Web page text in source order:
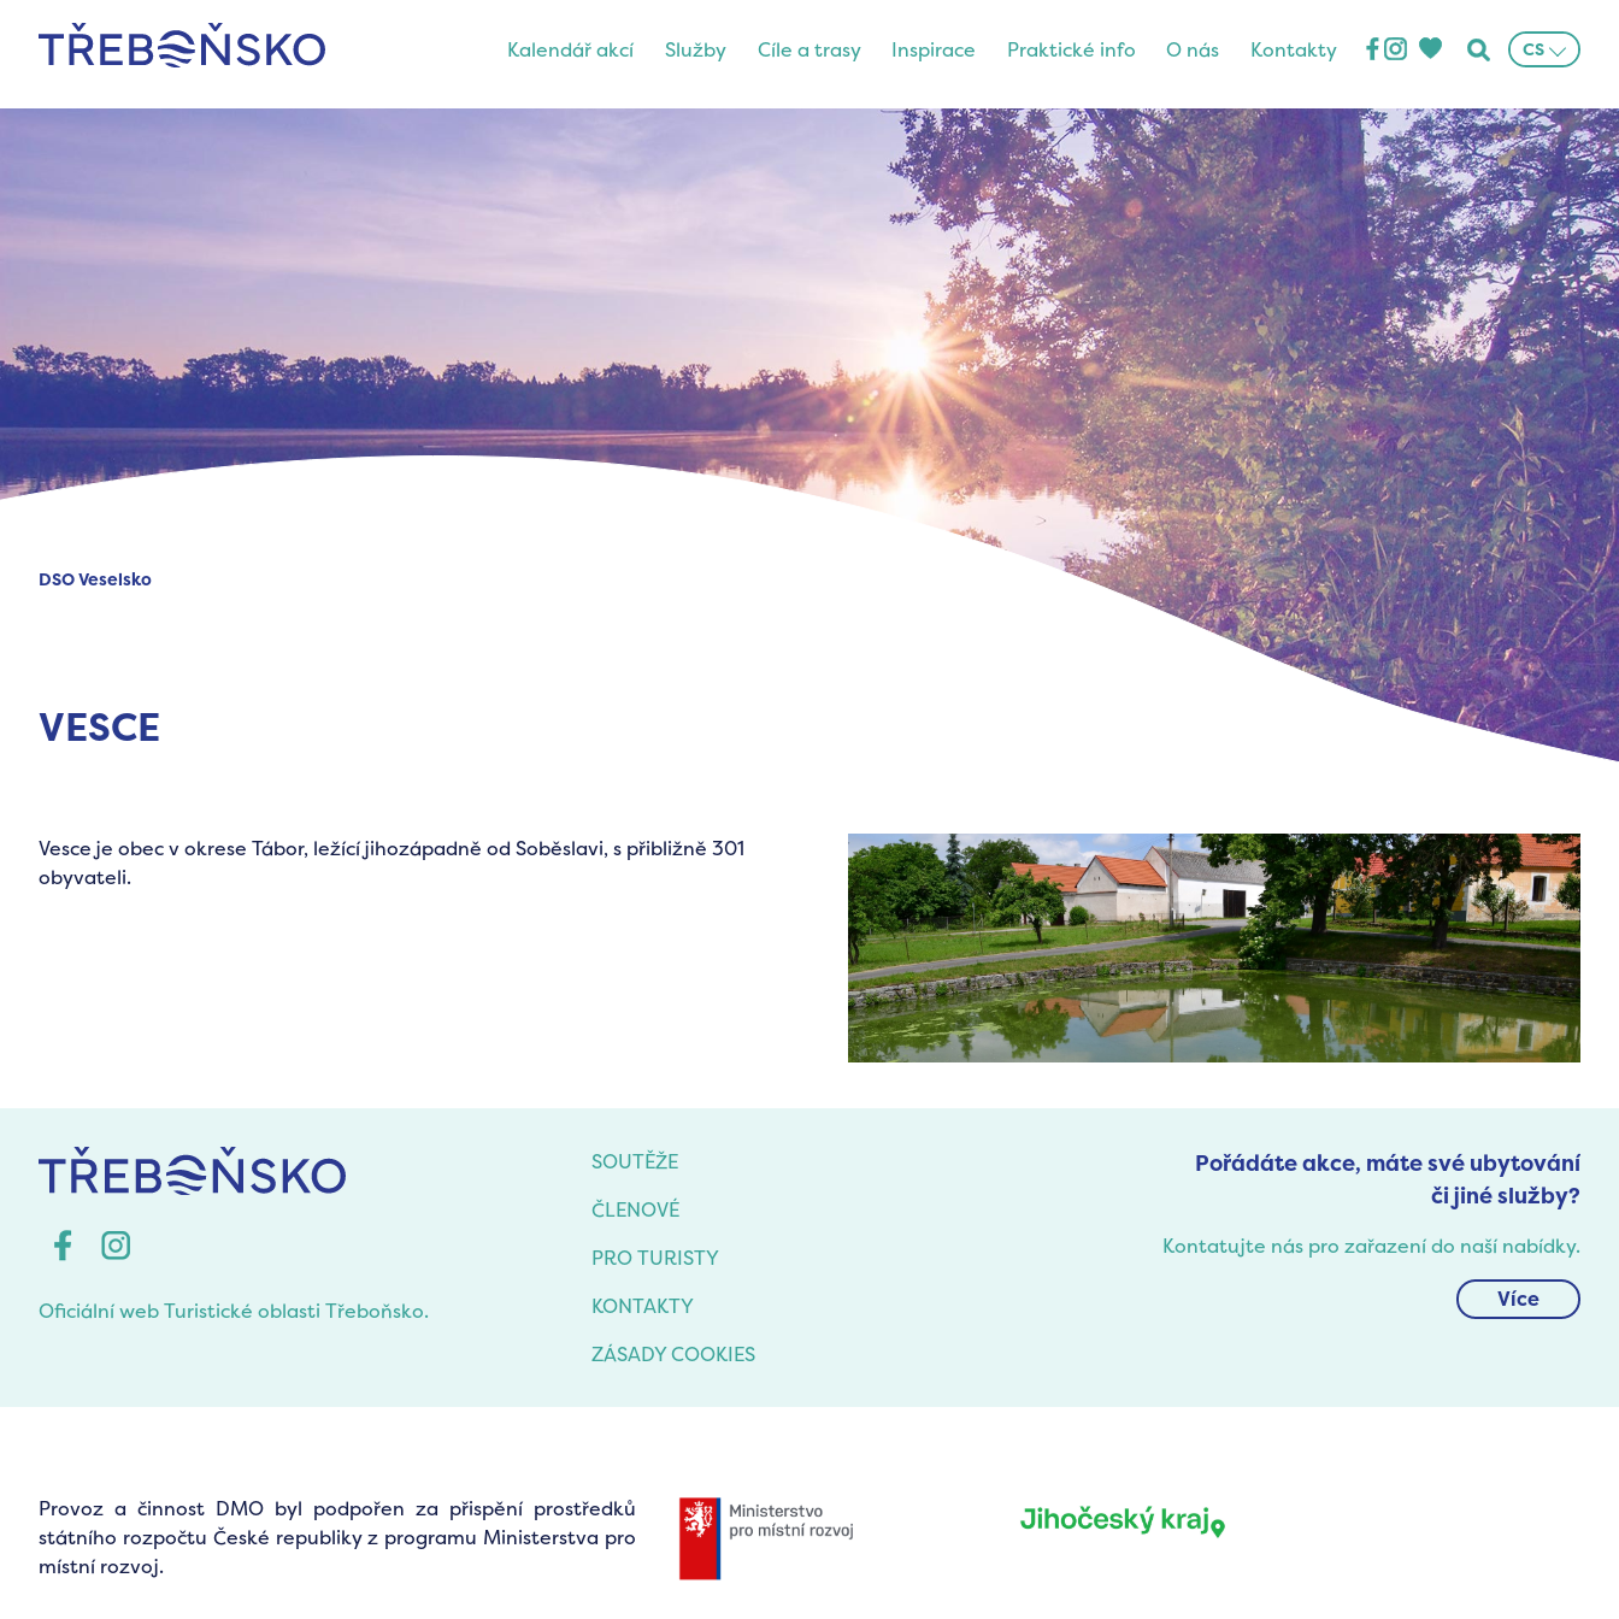
Třeboňsko
Kalendář akcí Služby Cíle a trasy Inspirace Praktické info O nás Kontakty CS
DSO Veselsko
VESCE
Vesce je obec v okrese Tábor, ležící jihozápadně od Soběslavi, s přibližně 301
obyvateli.
Oficiální web Turistické oblasti Třeboňsko.
SOUTĚŽE
ČLENOVÉ
PRO TURISTY
KONTAKTY
ZÁSADY COOKIES
Pořádáte akce, máte své ubytování
či jiné služby?
Kontatujte nás pro zařazení do naší nabídky.
Více
Provoz a činnost DMO byl podpořen za přispění prostředků
státního rozpočtu České republiky z programu Ministerstva pro
místní rozvoj.